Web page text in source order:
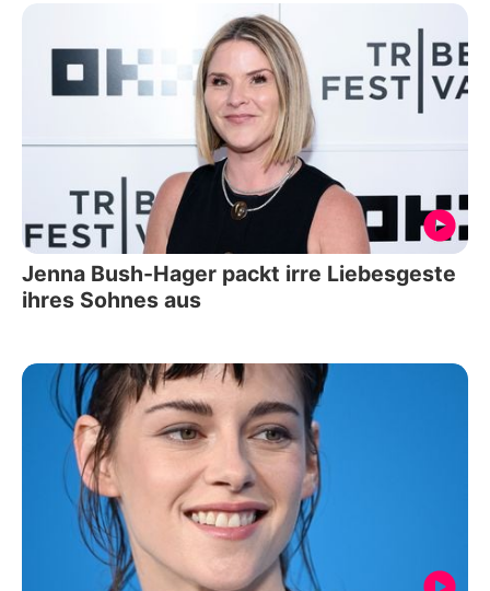
Jenna Bush-Hager packt irre Liebesgeste
ihres Sohnes aus